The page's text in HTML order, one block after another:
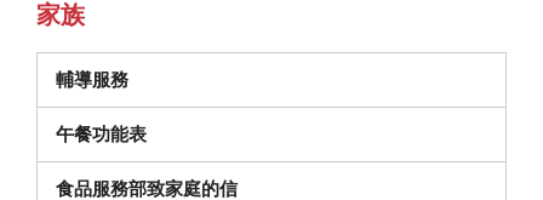
家族
輔導服務(在新視窗中開啟)
午餐功能表
食品服務部致家庭的信